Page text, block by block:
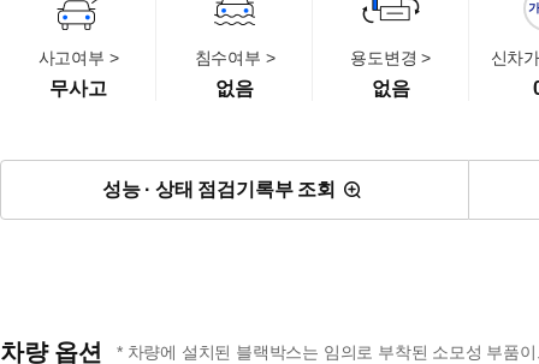
사고여부 >
무사고
침수여부 >
없음
용도변경 >
없음
신차
성능 · 상태 점검기록부 조회
차량 옵션 * 차량에 설치된 블랙박스는 임의로 부착된 소모성 부품